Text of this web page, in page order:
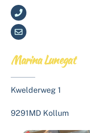
Marina Lunegat
Kwelderweg 1
9291MD Kollum